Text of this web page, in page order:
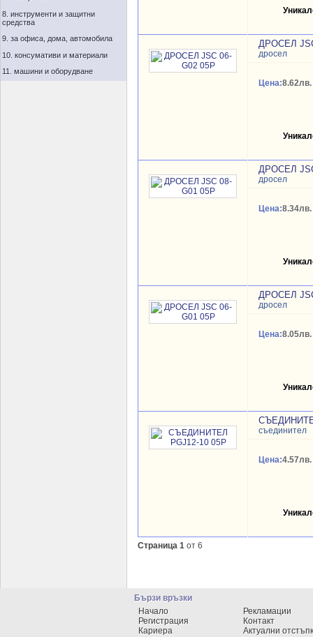
8. инструменти и защитни
средства
9. за офиса, дома, автомобила
10. консумативи и материали
11. машини и оборудване
ДРОСЕЛ
дросел
Цена:8.62лв.
ДРОСЕЛ
дросел
Цена:8.34лв.
ДРОСЕЛ
дросел
Цена:8.05лв.
съединител
Цена:4.57лв.
Страница 1 от 6
Бързи връзки
Начало
Рекламации
Регистрация
Контакт
Кариера
Актуални